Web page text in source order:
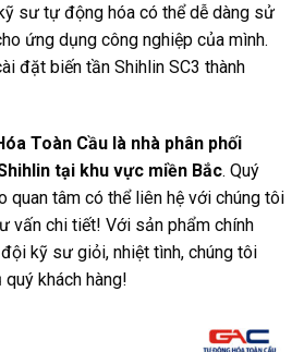
sư tự động hóa có thể dễ dàng sử
ứng dụng công nghiệp của mình.
đặt biến tần Shihlin SC3 thành
Toàn Cầu là nhà phân phối
tại khu vực miền Bắc. Quý
quan tâm có thể liên hệ với chúng tôi
vấn chi tiết! Với sản phẩm chính
kỹ sư giỏi, nhiệt tình, chúng tôi
khách hàng!